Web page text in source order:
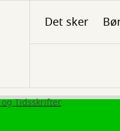
Det sker
og Tidsskrifter